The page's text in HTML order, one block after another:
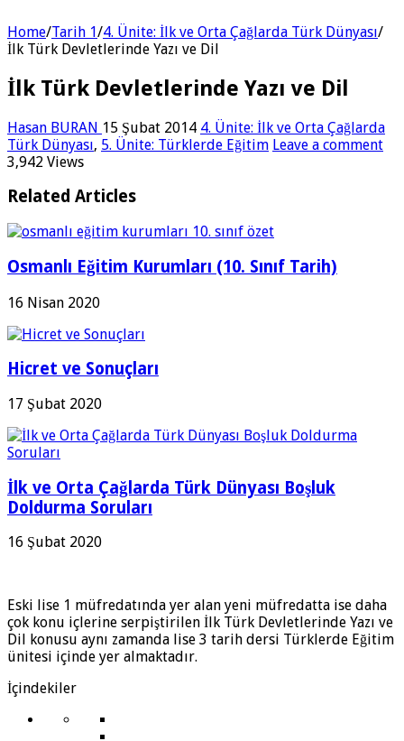
Home/Tarih 1/4. Ünite: İlk ve Orta Çağlarda Türk Dünyası/
İlk Türk Devletlerinde Yazı ve Dil
İlk Türk Devletlerinde Yazı ve Dil
Hasan BURAN 15 Şubat 2014 4. Ünite: İlk ve Orta Çağlarda
Türk Dünyası, 5. Ünite: Türklerde Eğitim Leave a comment
3,942 Views
Related Articles
Osmanlı Eğitim Kurumları (10. Sınıf Tarih)
16 Nisan 2020
Hicret ve Sonuçları
17 Şubat 2020
İlk ve Orta Çağlarda Türk Dünyası Boşluk
Doldurma Soruları
16 Şubat 2020
Eski lise 1 müfredatında yer alan yeni müfredatta ise daha
çok konu içlerine serpiştirilen İlk Türk Devletlerinde Yazı ve
Dil konusu aynı zamanda lise 3 tarih dersi Türklerde Eğitim
ünitesi içinde yer almaktadır.
İçindekiler